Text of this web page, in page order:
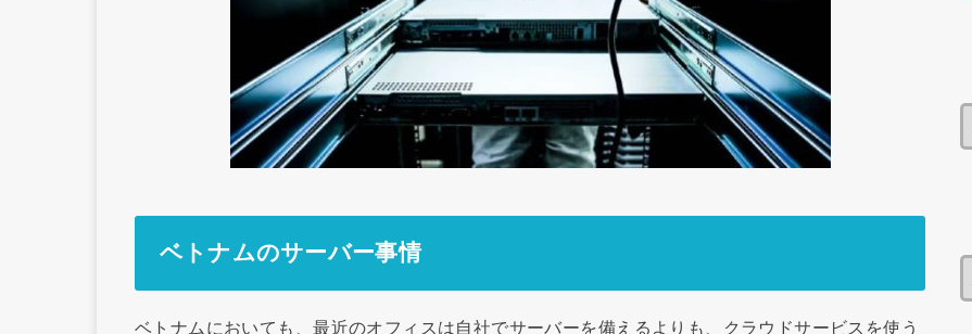
ベトナムのサーバー事情
ベトナムにおいても、最近のオフィスは自社でサーバーを備えるよりも、クラウドサービスを使う